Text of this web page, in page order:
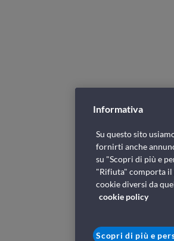
Informativa
Su questo sito
fornirti anche
su "Scopri di più e
"Rifiuta" comporta il
cookie diversi da
cookie policy
Scopri di più e